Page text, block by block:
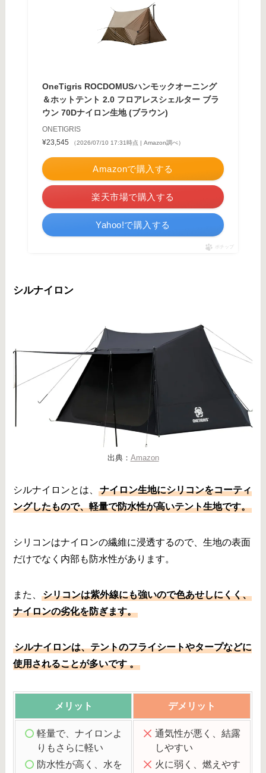
OneTigris ROCDOMUSハンモックオーニング
＆ホットテント 2.0 フロアレスシェルター ブラ
ウン 70Dナイロン生地 (ブラウン)
ONETIGRIS
¥23,545
（2026/07/10 17:31時点 | Amazon調べ）
Amazonで購入する
楽天市場で購入する
Yahoo!で購入する
ポチップ
シルナイロン
出典： Amazon
シルナイロンとは、ナイロン生地にシリコンをコーティ
ングしたもので、軽量で防水性が高いテント生地です。
シリコンはナイロンの繊維に浸透するので、生地の表面
だけでなく内部も防水性があります。
また、シリコンは紫外線にも強いので色あせしにくく、
ナイロンの劣化を防ぎます。
シルナイロンは、テントのフライシートやタープなどに
使用されることが多いです 。
メリット デメリット
軽量で、ナイロンよ
りもさらに軽い
防水性が高く、水を
通気性が悪く、結露
しやすい
火に弱く、燃えやす